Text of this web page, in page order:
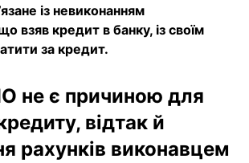
із невиконанням
взяв кредит в банку, із своїм
за кредит.
не є причиною для
відтак й
рахунків виконавцем